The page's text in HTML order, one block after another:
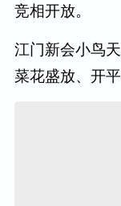
竞相开放。
江门新会小鸟
菜花盛放、开